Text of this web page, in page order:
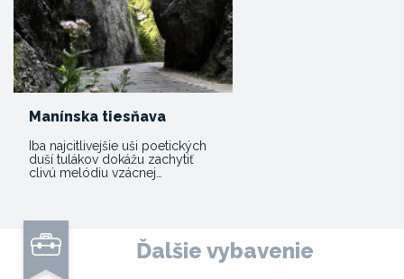
Manínska tiesňava
Iba najcitlivejšie uši poetických
duší tulákov dokážu zachytiť
clivú melódiu vzácnej…
Ďalšie vybavenie